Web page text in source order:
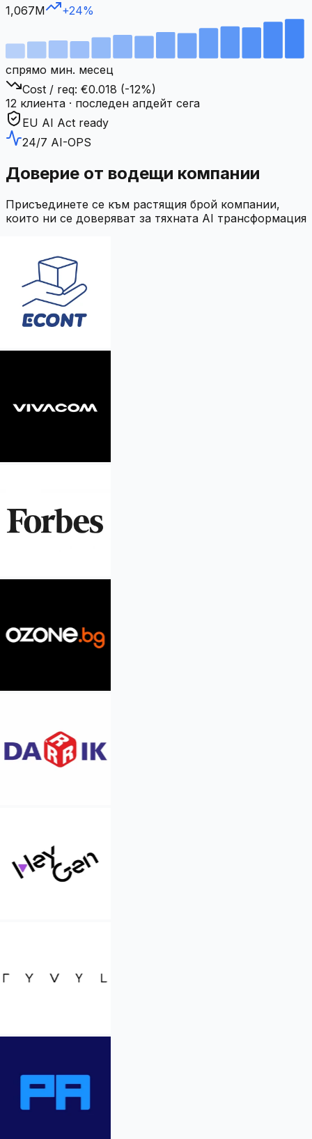
1,067M +24%
спрямо мин. месец
Cost / req: €0.018 (-12%)
12 клиента · последен апдейт сега
EU AI Act ready
24/7 AI-OPS
Доверие от водещи компании
Присъединете се към растящия брой компании,
които ни се доверяват за тяхната AI трансформация